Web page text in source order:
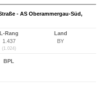
- AS Oberammergau-Süd,
L-Rang
1.437
(1.024)
Land
BY
BPL